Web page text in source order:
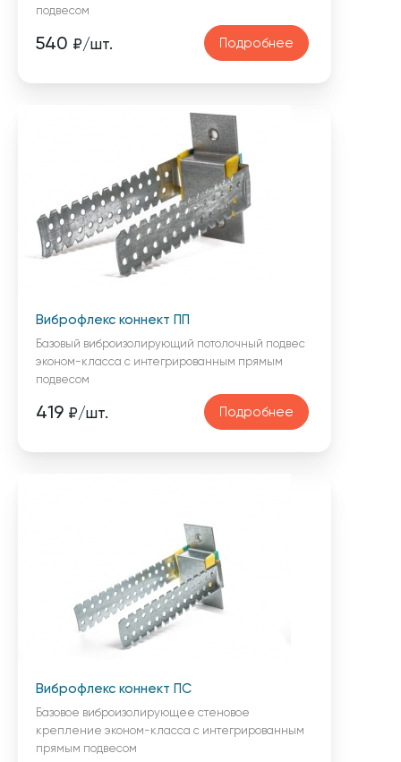
подвесом
540 ₽/шт. Подробнее
Виброфлекс коннект ПП
Базовый виброизолирующий потолочный подвес
эконом-класса с интегрированным прямым
подвесом
419 ₽/шт. Подробнее
Виброфлекс коннект ПС
Базовое виброизолирующее стеновое
крепление эконом-класса с интегрированным
прямым подвесом